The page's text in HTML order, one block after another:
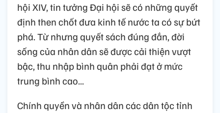
hội XIV, tin tưởng Đại hội sẽ có những quyết
định then chốt đưa kinh tế nước ta có sự bứt
phá. Từ nhưng quyết sách đúng đắn, đời
sống của nhân dân sẽ được cải thiện vượt
bậc, thu nhập bình quân phải đạt ở mức
trung bình cao...
Chính quyền và nhân dân các dân tộc tỉnh